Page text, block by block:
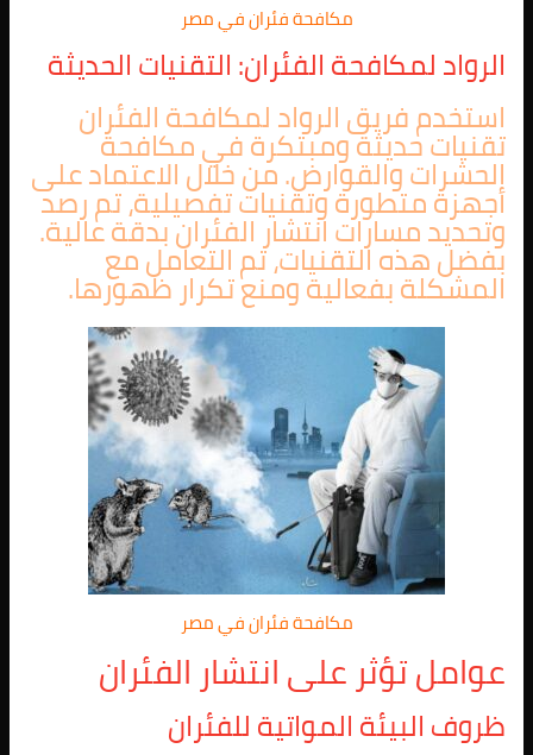
مكافحة فئران في مصر
الرواد لمكافحة الفئران: التقنيات الحديثة
استخدم فريق الرواد لمكافحة الفئران
تقنيات حديثة ومبتكرة في مكافحة
الحشرات والقوارض. من خلال الاعتماد على
أجهزة متطورة وتقنيات تفصيلية، تم رصد
وتحديد مسارات انتشار الفئران بدقة عالية.
بفضل هذه التقنيات، تم التعامل مع
المشكلة بفعالية ومنع تكرار ظهورها.
مكافحة فئران في مصر
عوامل تؤثر على انتشار الفئران
ظروف البيئة المواتية للفئران